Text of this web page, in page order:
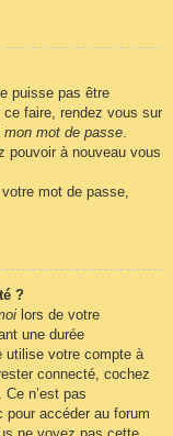
puisse pas être
faire, rendez vous sur
mon mot de passe.
pouvoir à nouveau vous
mot de passe,
?
lors de votre
une durée
utilise votre compte à
connecté, cochez
Ce n’est pas
accéder au forum